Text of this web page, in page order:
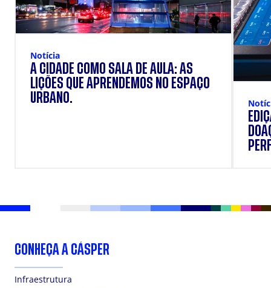
Notícia
A CIDADE COMO SALA DE AULA: AS
LIÇÕES QUE APRENDEMOS NO ESPAÇO
URBANO.
CONHEÇA A CÁSPER
Infraestrutura